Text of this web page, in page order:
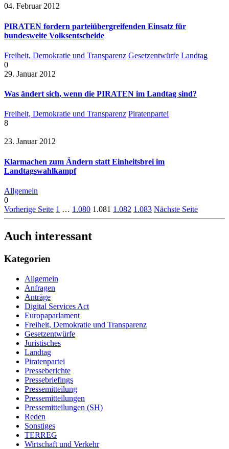
04. Februar 2012
PIRATEN fordern parteiübergreifenden Einsatz für
bundesweite Volksentscheide
Freiheit, Demokratie und Transparenz Gesetzentwürfe Landtag
0
29. Januar 2012
Was ändert sich, wenn die PIRATEN im Landtag sind?
Freiheit, Demokratie und Transparenz Piratenpartei
8
23. Januar 2012
Klarmachen zum Ändern statt Einheitsbrei im
Landtagswahlkampf
Allgemein
0
Vorherige Seite 1 … 1.080 1.081 1.082 1.083 Nächste Seite
Auch interessant
Kategorien
Allgemein
Anfragen
Anträge
Digital Services Act
Europaparlament
Freiheit, Demokratie und Transparenz
Gesetzentwürfe
Juristisches
Landtag
Piratenpartei
Presseberichte
Pressebriefings
Pressemitteilung
Pressemitteilungen
Pressemitteilungen (SH)
Reden
Sonstiges
TERREG
Wirtschaft und Verkehr